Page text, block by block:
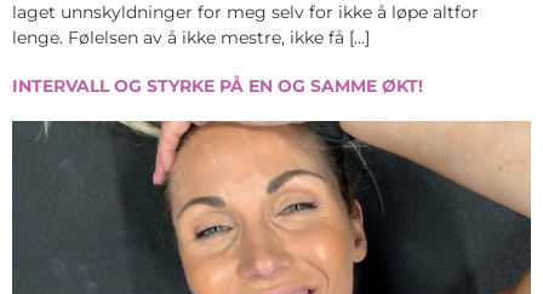
laget unnskyldninger for meg selv for ikke å løpe altfor
lenge. Følelsen av å ikke mestre, ikke få […]
INTERVALL OG STYRKE PÅ EN OG SAMME ØKT!